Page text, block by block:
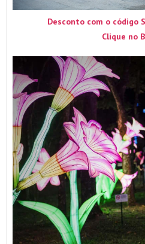
Desconto com o código
Clique no